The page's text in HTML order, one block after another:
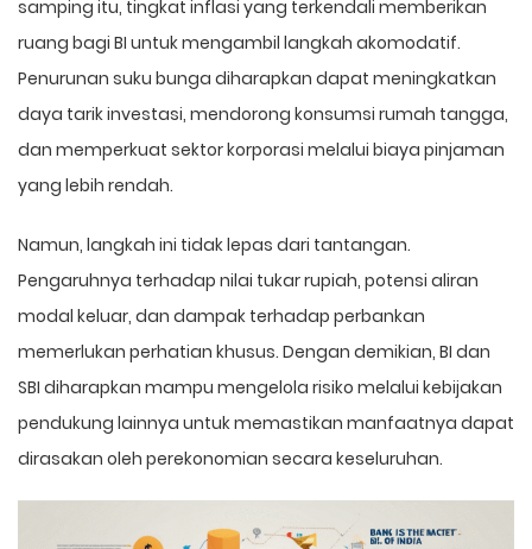
samping itu, tingkat inflasi yang terkendali memberikan
ruang bagi BI untuk mengambil langkah akomodatif.
Penurunan suku bunga diharapkan dapat meningkatkan
daya tarik investasi, mendorong konsumsi rumah tangga,
dan memperkuat sektor korporasi melalui biaya pinjaman
yang lebih rendah.
Namun, langkah ini tidak lepas dari tantangan.
Pengaruhnya terhadap nilai tukar rupiah, potensi aliran
modal keluar, dan dampak terhadap perbankan
memerlukan perhatian khusus. Dengan demikian, BI dan
SBI diharapkan mampu mengelola risiko melalui kebijakan
pendukung lainnya untuk memastikan manfaatnya dapat
dirasakan oleh perekonomian secara keseluruhan.